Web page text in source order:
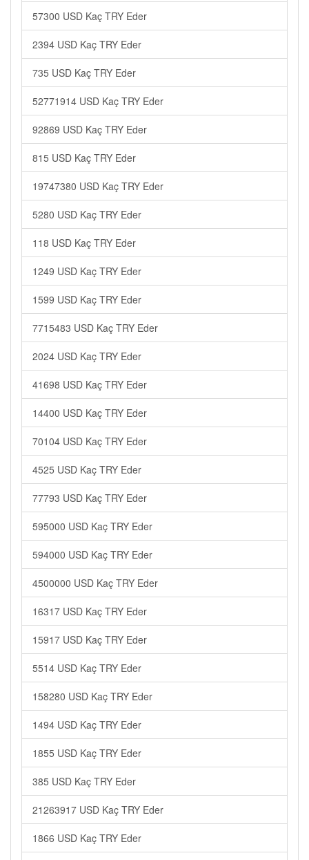
57300 USD Kaç TRY Eder
2394 USD Kaç TRY Eder
735 USD Kaç TRY Eder
52771914 USD Kaç TRY Eder
92869 USD Kaç TRY Eder
815 USD Kaç TRY Eder
19747380 USD Kaç TRY Eder
5280 USD Kaç TRY Eder
118 USD Kaç TRY Eder
1249 USD Kaç TRY Eder
1599 USD Kaç TRY Eder
7715483 USD Kaç TRY Eder
2024 USD Kaç TRY Eder
41698 USD Kaç TRY Eder
14400 USD Kaç TRY Eder
70104 USD Kaç TRY Eder
4525 USD Kaç TRY Eder
77793 USD Kaç TRY Eder
595000 USD Kaç TRY Eder
594000 USD Kaç TRY Eder
4500000 USD Kaç TRY Eder
16317 USD Kaç TRY Eder
15917 USD Kaç TRY Eder
5514 USD Kaç TRY Eder
158280 USD Kaç TRY Eder
1494 USD Kaç TRY Eder
1855 USD Kaç TRY Eder
385 USD Kaç TRY Eder
21263917 USD Kaç TRY Eder
1866 USD Kaç TRY Eder